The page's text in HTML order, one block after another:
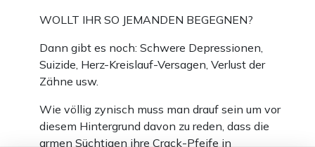
WOLLT IHR SO JEMANDEN BEGEGNEN?
Dann gibt es noch: Schwere Depressionen,
Suizide, Herz-Kreislauf-Versagen, Verlust der
Zähne usw.
Wie völlig zynisch muss man drauf sein um vor
diesem Hintergrund davon zu reden, dass die
armen Süchtigen ihre Crack-Pfeife in